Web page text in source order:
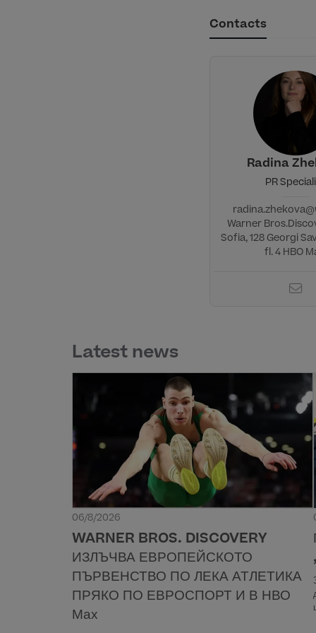
Contacts
Radina
PR
Warner
Sofia, 128 Georgi
fl. 4 HBO
Latest news
06/8/2026
WARNER BROS. DISCOVERY
ИЗЛЪЧВА ЕВРОПЕЙСКОТО
ПЪРВЕНСТВО ПО ЛЕКА АТЛЕТИКА
ПРЯКО ПО ЕВРОСПОРТ И В НВО
Мах